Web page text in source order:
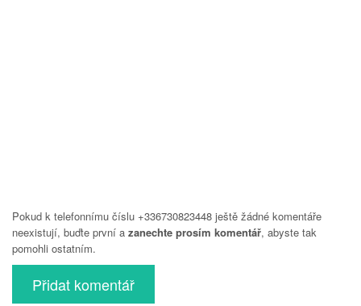
Pokud k telefonnímu číslu +336730823448 ještě žádné komentáře
neexistují, buďte první a zanechte prosím komentář, abyste tak
pomohli ostatním.
Přidat komentář